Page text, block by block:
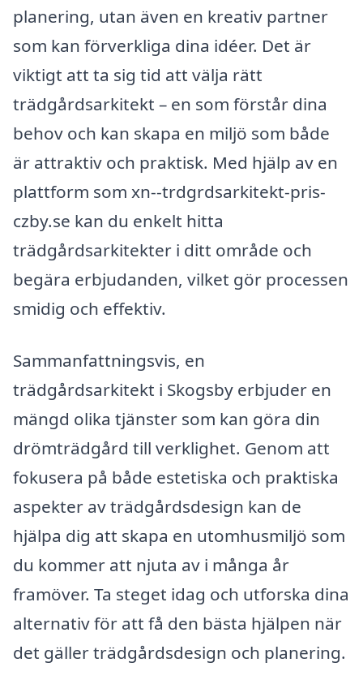
planering, utan även en kreativ partner
som kan förverkliga dina idéer. Det är
viktigt att ta sig tid att välja rätt
trädgårdsarkitekt – en som förstår dina
behov och kan skapa en miljö som både
är attraktiv och praktisk. Med hjälp av en
plattform som xn--trdgrdsarkitekt-pris-
czby.se kan du enkelt hitta
trädgårdsarkitekter i ditt område och
begära erbjudanden, vilket gör processen
smidig och effektiv.
Sammanfattningsvis, en
trädgårdsarkitekt i Skogsby erbjuder en
mängd olika tjänster som kan göra din
drömträdgård till verklighet. Genom att
fokusera på både estetiska och praktiska
aspekter av trädgårdsdesign kan de
hjälpa dig att skapa en utomhusmiljö som
du kommer att njuta av i många år
framöver. Ta steget idag och utforska dina
alternativ för att få den bästa hjälpen när
det gäller trädgårdsdesign och planering.